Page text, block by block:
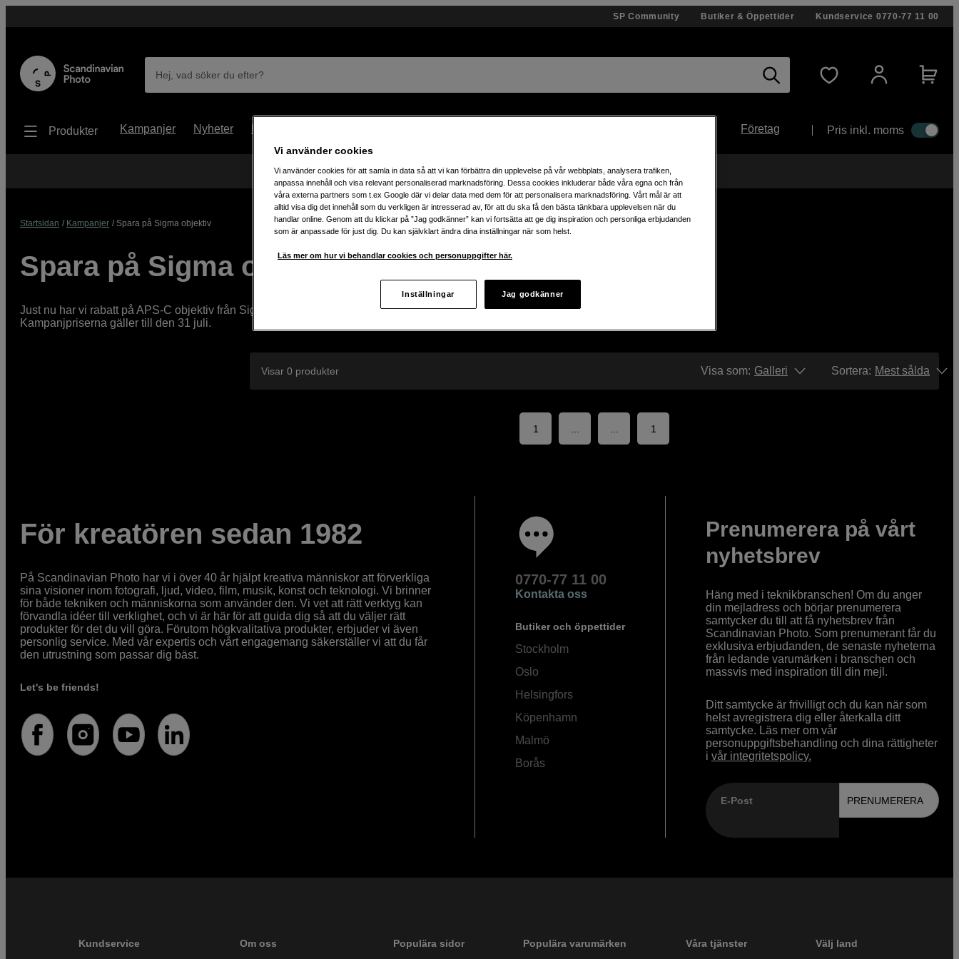
SP Community Butiker & Öppettider Kundservice 0770-77 11 00
Hej, vad söker du efter?
Produkter Kampanjer Nyheter Företag Pris inkl. moms
Startsidan Kampanjer Spara på Sigma objektiv
Spara på Sigma objektiv
Just nu har vi rabatt på APS-C objektiv från Sigma. Passa på att utvidga din setup i sommar.
Kampanjpriserna gäller till den 31 juli.
Visar 0 produkter Visa som: Galleri Sortera: Mest sålda
1 1
För kreatören sedan 1982
På Scandinavian Photo har vi i över 40 år hjälpt kreativa människor att förverkliga
sina visioner inom fotografi, ljud, video, film, musik, konst och teknologi. Vi brinner
för både tekniken och människorna som använder den. Vi vet att rätt verktyg kan
förvandla idéer till verklighet, och vi är här för att guida dig så att du väljer rätt
produkter för det du vill göra. Förutom högkvalitativa produkter, erbjuder vi även
personlig service. Med vår expertis och vårt engagemang säkerställer vi att du får
den utrustning som passar dig bäst.
Let's be friends!
0770-77 11 00
Kontakta oss
Butiker och öppettider
Stockholm
Oslo
Helsingfors
Köpenhamn
Malmö
Borås
Prenumerera på vårt
nyhetsbrev
Häng med i teknikbranschen! Om du anger
din mejladress och börjar prenumerera
samtycker du till att få nyhetsbrev från
Scandinavian Photo. Som prenumerant får du
exklusiva erbjudanden, de senaste nyheterna
från ledande varumärken i branschen och
massvis med inspiration till din mejl.
Ditt samtycke är frivilligt och du kan när som
helst avregistrera dig eller återkalla ditt
samtycke. Läs mer om vår
personuppgiftsbehandling och dina rättigheter
i vår integritetspolicy.
E-Post PRENUMERERA
Kundservice Om oss Populära sidor Populära varumärken Våra tjänster Välj land
Spara 25% på JBL Boombox – köp din idag!
Vi använder cookies
Vi använder cookies för att samla in data så att vi kan förbättra din upplevelse på vår webbplats, analysera trafiken,
anpassa innehåll och visa relevant personaliserad marknadsföring. Dessa cookies inkluderar både våra egna och från
våra externa partners som t.ex Google där vi delar data med dem för att personalisera marknadsföring. Vårt mål är att
alltid visa dig det innehåll som du verkligen är intresserad av, för att du ska få den bästa tänkbara upplevelsen när du
handlar online. Genom att du klickar på ”Jag godkänner” kan vi fortsätta att ge dig inspiration och personliga erbjudanden
som är anpassade för just dig. Du kan självklart ändra dina inställningar när som helst.
Läs mer om hur vi behandlar cookies och personuppgifter här.
Inställningar Jag godkänner